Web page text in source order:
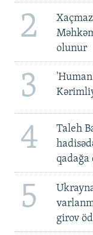
2
olunur
3
4
Taleh
qadağa
5
girov